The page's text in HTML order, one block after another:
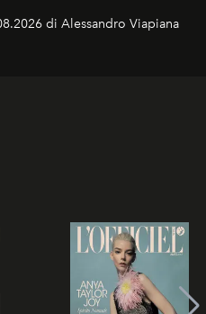
di Alessandro Viapiana